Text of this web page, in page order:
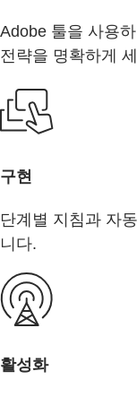
Adobe 툴을 사용
전략을 명확하게
구현
단계별 지침과 자
니다.
활성화